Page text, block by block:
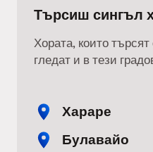
Търсиш сингъл
Хората, които
гледат и в тези
Хараре
Булавайо